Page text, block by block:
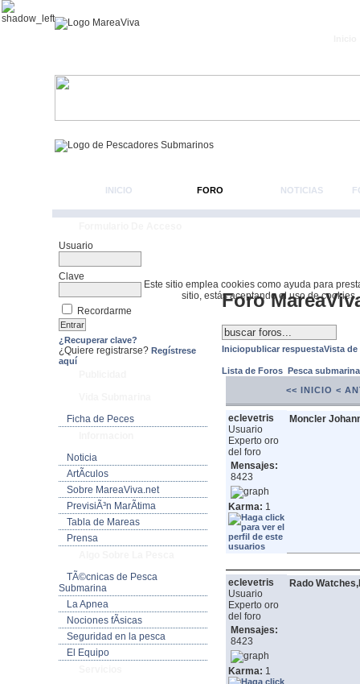
Este sitio emplea cookies como ayuda para
sitio, estás aceptando el uso de cookies.
INICIO FORO NOTICIAS
Usuario
Clave
Recordarme
¿Recuperar clave?
¿Quiere registrarse? Regístrese
aquí
Ficha de Peces
Noticia
ArtÃ­culos
Sobre MareaViva.net
PrevisiÃ³n MarÃ­tima
Tabla de Mareas
Prensa
TÃ©cnicas de Pesca
Submarina
La Apnea
Nociones fÃ­sicas
Seguridad en la pesca
El Equipo
Foro
Iniciopublicar respuestaVista de
Lista de Foros Pesca
<< INICIO <
eclevetris
Usuario
Experto oro
del foro
Mensajes:
8423
Karma: 1
Moncler
eclevetris
Usuario
Experto oro
del foro
Mensajes:
8423
Karma: 1
Rado